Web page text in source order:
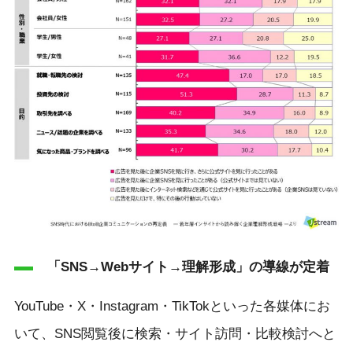
「SNS→Webサイト→理解形成」の導線が定着
YouTube・X・Instagram・TikTokといった各媒体にお
いて、SNS閲覧後に検索・サイト訪問・比較検討へと